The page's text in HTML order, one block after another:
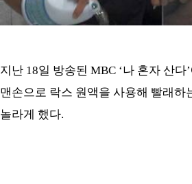
지난 18일 방송된 MBC ‘나 혼자 산
맨손으로 락스 원액을 사용해 빨래하
놀라게 했다.